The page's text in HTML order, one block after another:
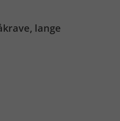
lange